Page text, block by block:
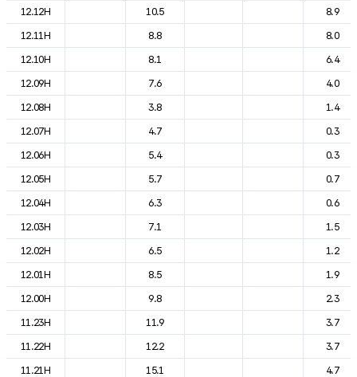
도시별 기상실황표로 지점, 날씨, 기온, 강수, 바람, 기압등을 안내한 표입
12.12H
10.5
8.9
12.11H
8.8
8.0
12.10H
8.1
6.4
12.09H
7.6
4.0
12.08H
3.8
1.4
12.07H
4.7
0.3
12.06H
5.4
0.3
12.05H
5.7
0.7
12.04H
6.3
0.6
12.03H
7.1
1.5
12.02H
6.5
1.2
12.01H
8.5
1.9
12.00H
9.8
2.3
11.23H
11.9
3.7
11.22H
12.2
3.7
11.21H
15.1
4.7